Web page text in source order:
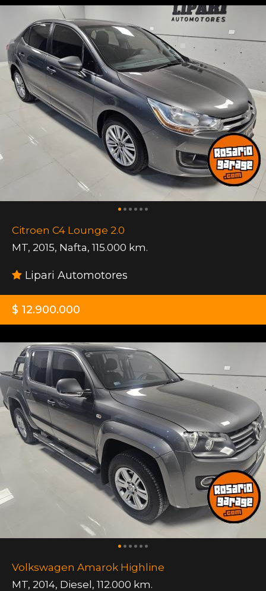
Citroen C4 Lounge 2.0
MT, 2015, Nafta, 115.000 km.
Lipari Automotores
$ 12.900.000
Volkswagen Amarok Highline
MT, 2014, Diesel, 112.000 km.